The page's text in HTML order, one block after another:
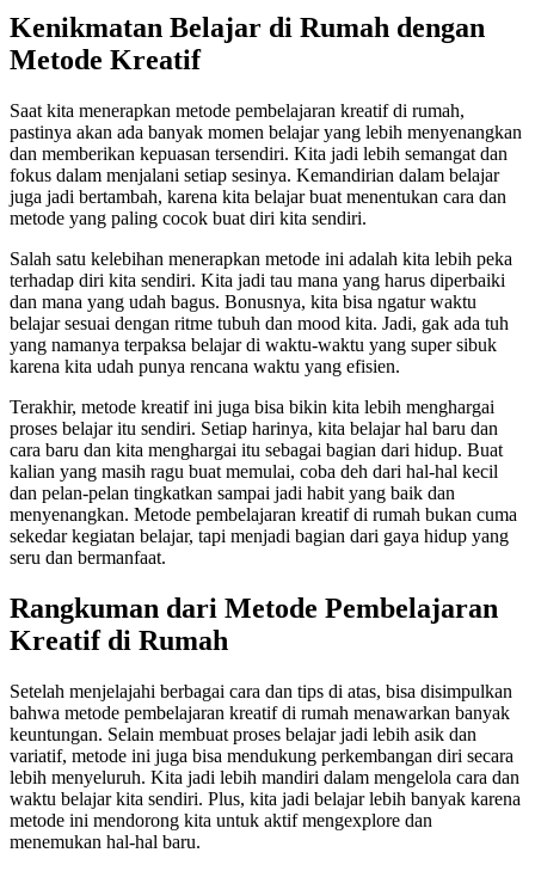
Kenikmatan Belajar di Rumah dengan
Metode Kreatif
Saat kita menerapkan metode pembelajaran kreatif di rumah,
pastinya akan ada banyak momen belajar yang lebih menyenangkan
dan memberikan kepuasan tersendiri. Kita jadi lebih semangat dan
fokus dalam menjalani setiap sesinya. Kemandirian dalam belajar
juga jadi bertambah, karena kita belajar buat menentukan cara dan
metode yang paling cocok buat diri kita sendiri.
Salah satu kelebihan menerapkan metode ini adalah kita lebih peka
terhadap diri kita sendiri. Kita jadi tau mana yang harus diperbaiki
dan mana yang udah bagus. Bonusnya, kita bisa ngatur waktu
belajar sesuai dengan ritme tubuh dan mood kita. Jadi, gak ada tuh
yang namanya terpaksa belajar di waktu-waktu yang super sibuk
karena kita udah punya rencana waktu yang efisien.
Terakhir, metode kreatif ini juga bisa bikin kita lebih menghargai
proses belajar itu sendiri. Setiap harinya, kita belajar hal baru dan
cara baru dan kita menghargai itu sebagai bagian dari hidup. Buat
kalian yang masih ragu buat memulai, coba deh dari hal-hal kecil
dan pelan-pelan tingkatkan sampai jadi habit yang baik dan
menyenangkan. Metode pembelajaran kreatif di rumah bukan cuma
sekedar kegiatan belajar, tapi menjadi bagian dari gaya hidup yang
seru dan bermanfaat.
Rangkuman dari Metode Pembelajaran
Kreatif di Rumah
Setelah menjelajahi berbagai cara dan tips di atas, bisa disimpulkan
bahwa metode pembelajaran kreatif di rumah menawarkan banyak
keuntungan. Selain membuat proses belajar jadi lebih asik dan
variatif, metode ini juga bisa mendukung perkembangan diri secara
lebih menyeluruh. Kita jadi lebih mandiri dalam mengelola cara dan
waktu belajar kita sendiri. Plus, kita jadi belajar lebih banyak karena
metode ini mendorong kita untuk aktif mengexplore dan
menemukan hal-hal baru.